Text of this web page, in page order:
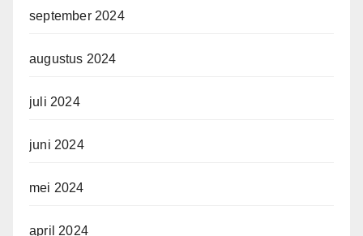
september 2024
augustus 2024
juli 2024
juni 2024
mei 2024
april 2024